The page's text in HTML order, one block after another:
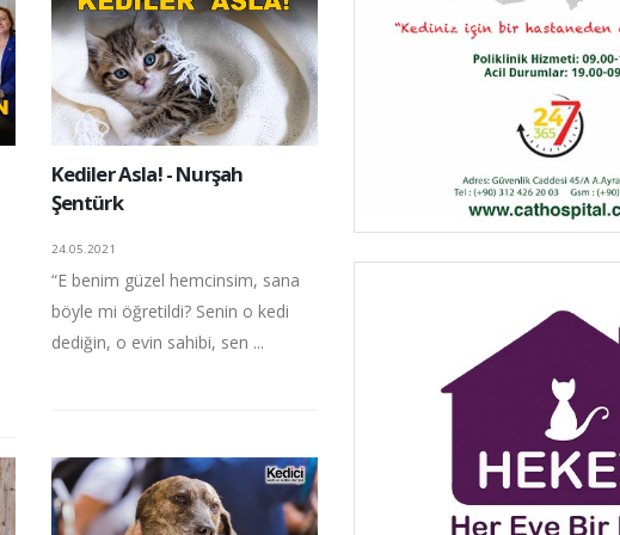
Kediler Asla! - Nurşah
Şentürk
24.05.2021
“E benim güzel hemcinsim, sana
böyle mi öğretildi? Senin o kedi
dediğin, o evin sahibi, sen ...